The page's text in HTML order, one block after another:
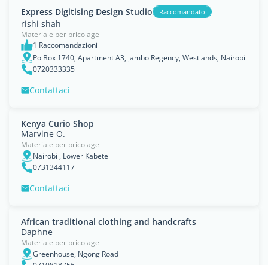
Express Digitising Design Studio Raccomandato
rishi shah
Materiale per bricolage
1 Raccomandazioni
Po Box 1740, Apartment A3, jambo Regency, Westlands, Nairobi
0720333335
Contattaci
Kenya Curio Shop
Marvine O.
Materiale per bricolage
Nairobi , Lower Kabete
0731344117
Contattaci
African traditional clothing and handcrafts
Daphne
Materiale per bricolage
Greenhouse, Ngong Road